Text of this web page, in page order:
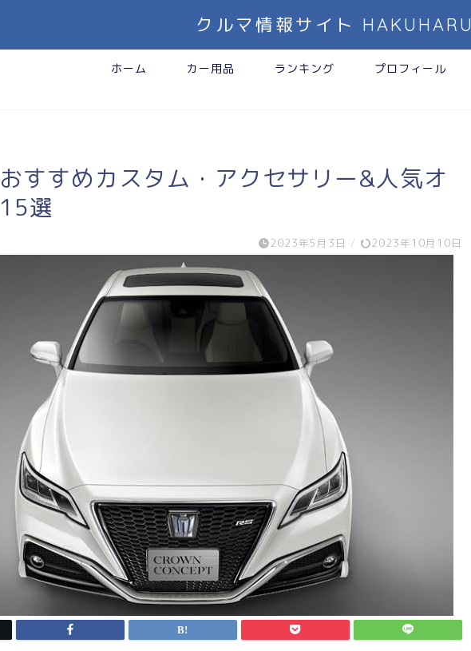
クルマ情報サイト HAKUHARU
ホーム カー用品 ランキング プロフィール
すすめカスタム・アクセサリー&人気オ
選
2023年5月3日 / 2023年10月10日